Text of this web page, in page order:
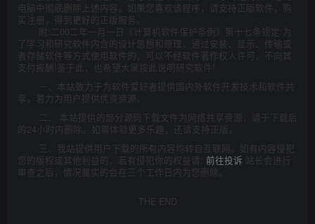
电脑中彻底删除上述内容。如果您喜欢该程序，请支持正版软件，购
买注册，得到更好的正版服务。
附:二00二年一月一日《计算机软件保护条例》第十七条规定:为
了学习和研究软件内含的设计思想和原理，通过安装、显示、传输或
者存储软件等方式使用软件的，可以不经软件著作权人许可，不向其
支付报酬!鉴于此，也希望大家按此说明研究软件!
一、本站致力于为软件爱好者提供国内外软件开发技术和软件共
享，着力为用户提供优资资源。
二、 本站提供的部分源码下载文件为网络共享资源，请于下载后
的24小时内删除。如需体验更多乐趣，还请支持正版。
三、我站提供用户下载的所有内容均转自互联网。如有内容侵犯
您的版权或其他利益的，若有侵犯你的权益请: 前往投诉 站长会进行
审查之后，情况属实的会在三个工作日内为您删除。
THE END